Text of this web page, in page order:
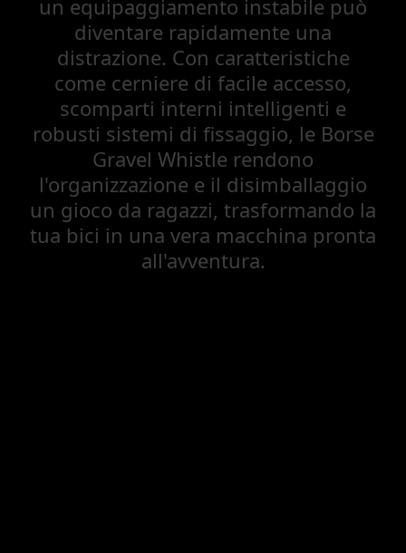
un equipaggiamento instabile può
diventare rapidamente una
distrazione. Con caratteristiche
come cerniere di facile accesso,
scomparti interni intelligenti e
robusti sistemi di fissaggio, le Borse
Gravel Whistle rendono
l'organizzazione e il disimballaggio
un gioco da ragazzi, trasformando la
tua bici in una vera macchina pronta
all'avventura.